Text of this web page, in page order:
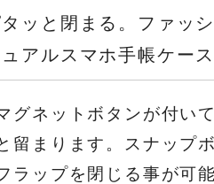
ッと閉まる。ファッ
アルスマホ手帳ケー
グネットボタンが付い
留まります。スナップ
ラップを閉じる事が可